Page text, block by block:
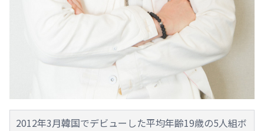
2012年3月韓国でデビューした平均年齢19歳の5人組ボ